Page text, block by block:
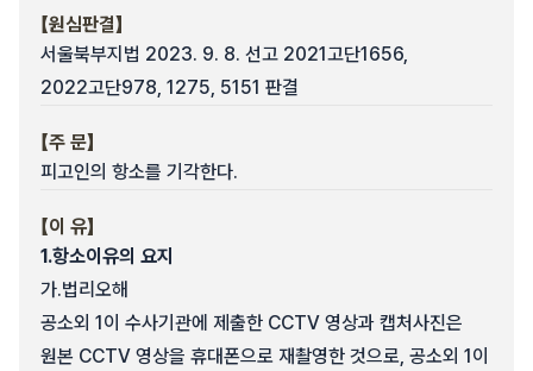
【원심판결】
서울북부지법 2023. 9. 8. 선고 2021고단1656,
2022고단978, 1275, 5151 판결
【주 문】
피고인의 항소를 기각한다.
【이 유】
1.항소이유의 요지
가.법리오해
공소외 1이 수사기관에 제출한 CCTV 영상과 캡처사진은
원본 CCTV 영상을 휴대폰으로 재촬영한 것으로, 공소외 1이